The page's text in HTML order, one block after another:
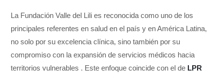
La Fundación Valle del Lili es reconocida como uno de los
principales referentes en salud en el país y en América Latina,
no solo por su excelencia clínica, sino también por su
compromiso con la expansión de servicios médicos hacia
territorios vulnerables . Este enfoque coincide con el de LPR